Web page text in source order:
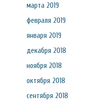
марта 2019
февраля 2019
января 2019
декабря 2018
ноября 2018
октября 2018
сентября 2018